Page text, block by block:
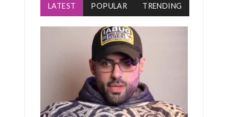
LATEST POPULAR TRENDING